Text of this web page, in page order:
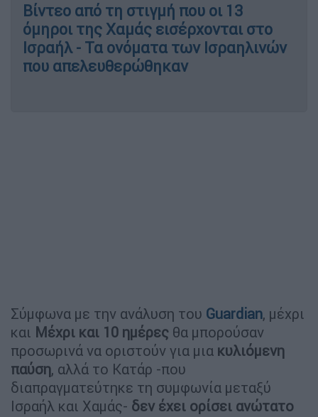
Βίντεο από τη στιγμή που οι 13
όμηροι της Χαμάς εισέρχονται στο
Ισραήλ - Τα ονόματα των Ισραηλινών
που απελευθερώθηκαν
Σύμφωνα με την ανάλυση του Guardian, μέχρι
και Μέχρι και 10 ημέρες θα μπορούσαν
προσωρινά να οριστούν για μια κυλιόμενη
παύση, αλλά το Κατάρ -που
διαπραγματεύτηκε τη συμφωνία μεταξύ
Ισραήλ και Χαμάς- δεν έχει ορίσει ανώτατο